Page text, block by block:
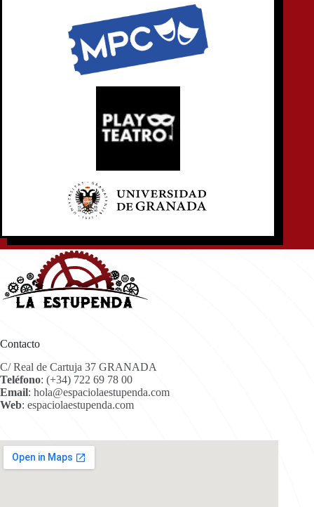
Contacto
C/ Real de Cartuja 37 GRANADA
Teléfono: (+34) 722 69 78 00
Email: hola@espaciolaestupenda.com
Web: espaciolaestupenda.com